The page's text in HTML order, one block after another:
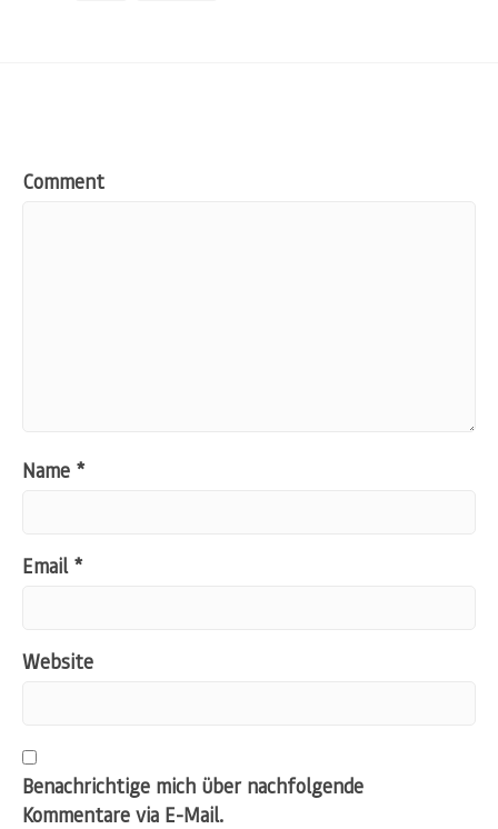
Comment
Name *
Email *
Website
Benachrichtige mich über nachfolgende
Kommentare via E-Mail.